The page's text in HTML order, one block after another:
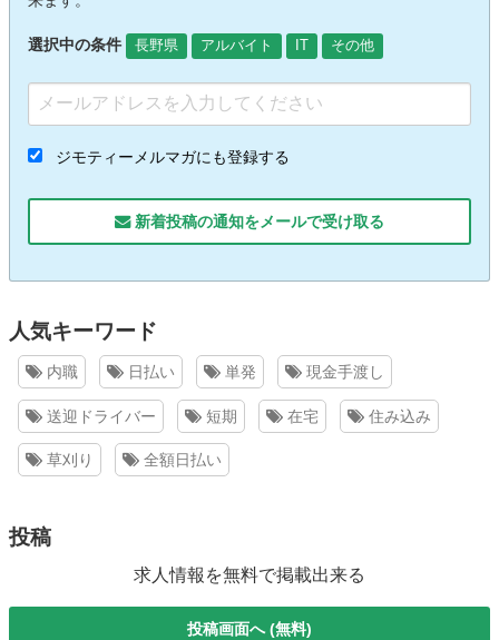
選択中の条件 長野県 アルバイト IT その他
ジモティーメルマガにも登録する
新着投稿の通知をメールで受け取る
人気キーワード
内職 日払い 単発 現金手渡し
送迎ドライバー 短期 在宅 住み込み
草刈り 全額日払い
投稿
求人情報を無料で掲載出来る
投稿画面へ (無料)